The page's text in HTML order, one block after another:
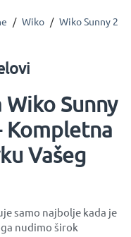
/ Wiko / Wiko Sunny 2
Sunny
Kompletna
Vašeg
samo najbolje kada je
nudimo širok